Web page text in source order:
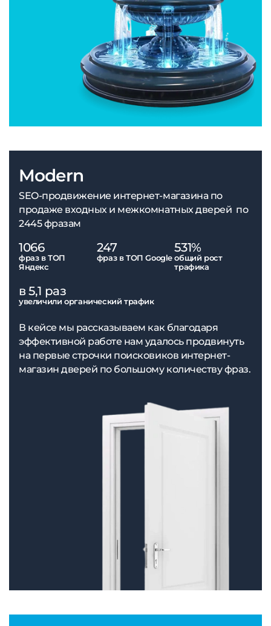
Modern
SEO-продвижение интернет-магазина по
продаже входных и межкомнатных дверей по
2445 фразам
1066
фраз в ТОП
Яндекс
247
фраз в ТОП Google
531%
общий рост
трафика
в 5,1 раз
увеличили органический трафик
В кейсе мы рассказываем как благодаря
эффективной работе нам удалось продвинуть
на первые строчки поисковиков интернет-
магазин дверей по большому количеству фраз.